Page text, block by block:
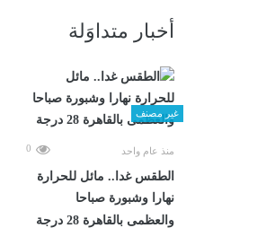
أخبار متداوَلة
غير مصنف
منذ عام واحد 0
الطقس غدا.. مائل للحرارة
نهارا وشبورة صباحا
والعظمى بالقاهرة 28 درجة